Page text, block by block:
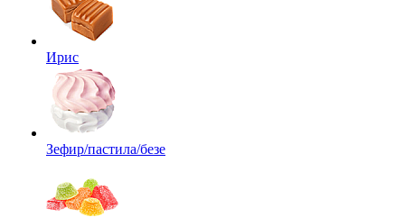
Ирис
Зефир/пастила/безе